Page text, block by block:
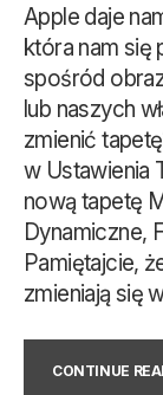
Apple daje
która nam
spośród
lub naszych
zmienić
w Ustawienia
nową tapetę
Dynamiczne,
Pamiętajcie,
zmieniają się
CONTINUE